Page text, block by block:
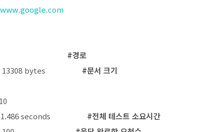
www.google.com
Path: / #경로
13308 bytes #문서 크기
1.486 seconds #전체 테스트 소요시간